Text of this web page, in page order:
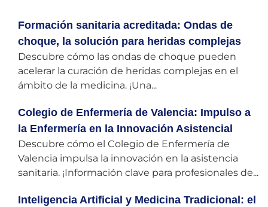
Formación sanitaria acreditada: Ondas de
choque, la solución para heridas complejas
Descubre cómo las ondas de choque pueden
acelerar la curación de heridas complejas en el
ámbito de la medicina. ¡Una...
Colegio de Enfermería de Valencia: Impulso a
la Enfermería en la Innovación Asistencial
Descubre cómo el Colegio de Enfermería de
Valencia impulsa la innovación en la asistencia
sanitaria. ¡Información clave para profesionales de...
Inteligencia Artificial y Medicina Tradicional: el